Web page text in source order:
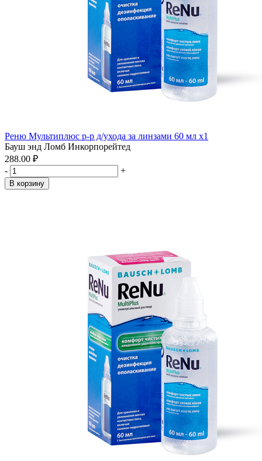
Реню Мультиплюс р-р д/ухода за линзами 60 мл x1
Бауш энд Ломб Инкорпорейтед
288.00 ₽
-
+
В корзину